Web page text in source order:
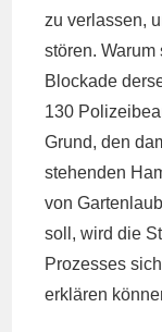
zu verlassen,
stören.
Blockade
130
Grund, den
stehenden
von
soll, wird die
Prozesses
erklären